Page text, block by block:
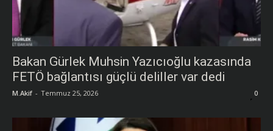
Bakan Gürlek Muhsin Yazıcıoğlu kazasında
FETÖ bağlantısı güçlü deliller var dedi
M.Akif - Temmuz 25, 2026 0